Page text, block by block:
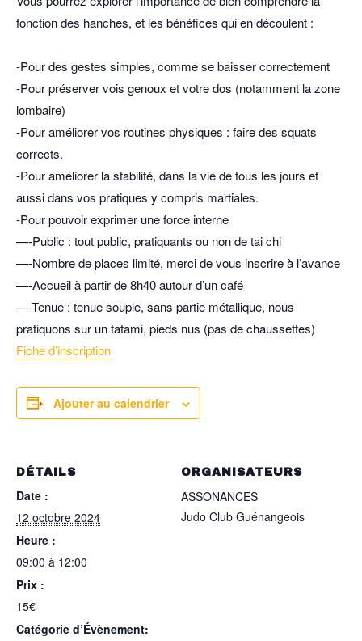
fonction des hanches, et les bénéfices qui en découlent :
-Pour des gestes simples, comme se baisser correctement
-Pour préserver vois genoux et votre dos (notamment la zone
lombaire)
-Pour améliorer vos routines physiques : faire des squats
corrects.
-Pour améliorer la stabilité, dans la vie de tous les jours et
aussi dans vos pratiques y compris martiales.
-Pour pouvoir exprimer une force interne
—-Public : tout public, pratiquants ou non de tai chi
—-Nombre de places limité, merci de vous inscrire à l’avance
—-Accueil à partir de 8h40 autour d’un café
—-Tenue : tenue souple, sans partie métallique, nous
pratiquons sur un tatami, pieds nus (pas de chaussettes)
Fiche d’inscription
Ajouter au calendrier
DÉTAILS
Date :
12 octobre 2024
Heure :
09:00 à 12:00
Prix :
15€
Catégorie d’Évènement:
ORGANISATEURS
ASSONANCES
Judo Club Guénangeois